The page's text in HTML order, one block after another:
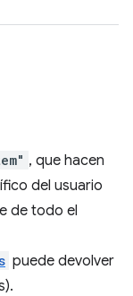
, que hacen
del usuario
de todo el
puede devolver